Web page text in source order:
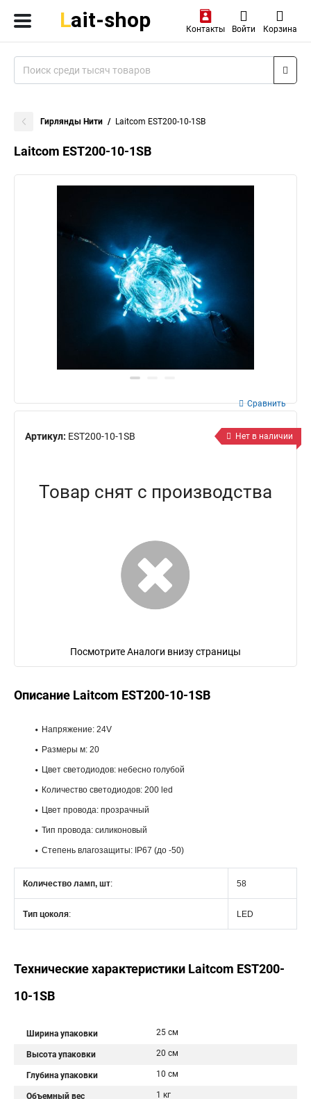
Контакты Войти Корзина
Гирлянды Нити Laitcom EST200-10-1SB
Laitcom EST200-10-1SB
Артикул: EST200-10-1SB
Сравнить
Нет в наличии
Товар снят с производства
Посмотрите Аналоги внизу страницы
Описание Laitcom EST200-10-1SB
Напряжение: 24V
Размеры м: 20
Цвет светодиодов: небесно голубой
Количество светодиодов: 200 led
Цвет провода: прозрачный
Тип провода: силиконовый
Степень влагозащиты: IP67 (до -50)
Количество ламп, шт: 58
Тип цоколя: LED
Технические характеристики Laitcom EST200-
10-1SB
Ширина упаковки 25 см
Высота упаковки 20 см
Глубина упаковки 10 см
Объемный вес 1 кг